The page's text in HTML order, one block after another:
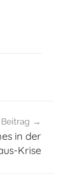
in der
Krise